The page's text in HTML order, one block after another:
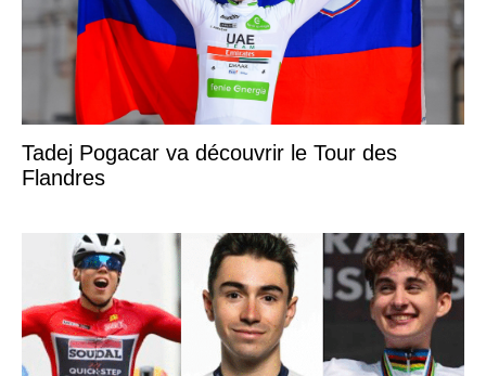
Tadej Pogacar va découvrir le Tour des
Flandres